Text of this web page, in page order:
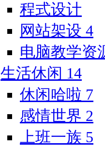
程式设计
网站架设 4
电脑教学资
生活休闲 14
休闲哈啦 7
感情世界 2
上班一族 5